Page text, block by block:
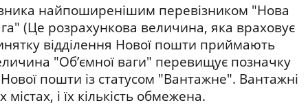
найпоширенішим перевізником "Нова
(Це розрахункова величина, яка враховує
відділення Нової пошти приймають
"Об’ємної ваги" перевищує позначку
пошти із статусом "Вантажне". Вантажні
і їх кількість обмежена.